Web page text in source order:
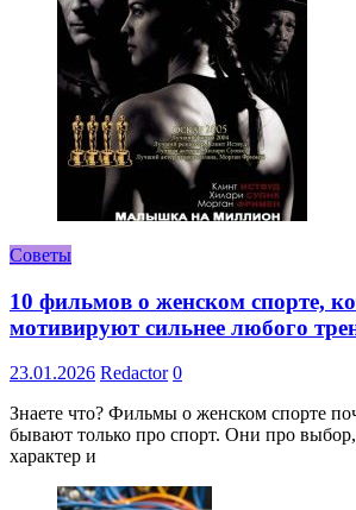
Советы
10 фильмов о женском спорте,
мотивируют сильнее любого
23.01.2026 Redactor 0
Знаете что? Фильмы о женском спорте
бывают только про спорт. Они про выбор,
характер и